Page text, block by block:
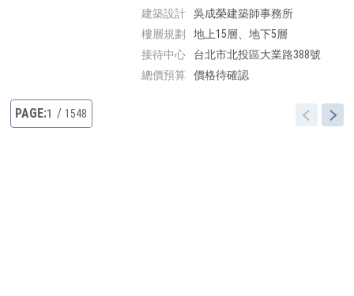
建築設計
吳成榮建築師事務所
樓層規劃
地上15層、地下5層
接待中心
台北市北投區大業路388號
總價預算
價格待確認
1 1548